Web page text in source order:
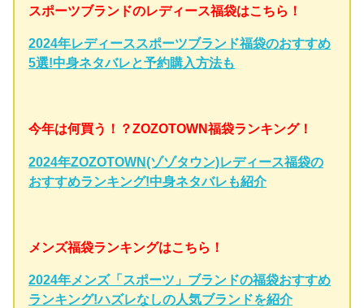
スポーツブランドのレディース福袋はこちら！
2024年レディーススポーツブランド福袋のおすすめ
5選!中身ネタバレと予約購入方法も
今年は何買う！？ZOZOTOWN福袋ランキング！
2024年ZOZOTOWN(ゾゾタウン)レディース福袋の
おすすめランキング!中身ネタバレも紹介
メンズ福袋ランキングはこちら！
2024年メンズ「スポーツ」ブランドの福袋おすすめ
ランキング!ハズレなしの人気ブランドを紹介